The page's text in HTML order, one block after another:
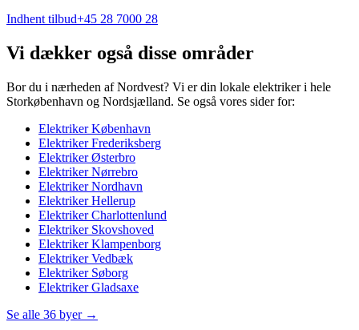
Indhent tilbud+45 28 7000 28
Vi dækker også disse områder
Bor du i nærheden afNordvest? Vi er din lokale elektriker i hele
Storkøbenhavn og Nordsjælland. Se også vores sider for:
ElektrikerKøbenhavn
ElektrikerFrederiksberg
ElektrikerØsterbro
ElektrikerNørrebro
ElektrikerNordhavn
ElektrikerHellerup
ElektrikerCharlottenlund
Elektriker Skovshoved
ElektrikerKlampenborg
ElektrikerVedbæk
Elektriker Søborg
ElektrikerGladsaxe
Se alle 36 byer →